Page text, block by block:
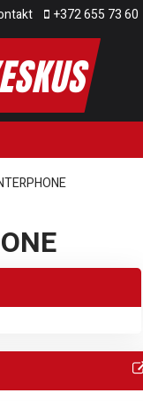
+372 655 73 60